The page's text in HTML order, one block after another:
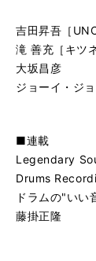
吉田昇吾［
滝 善充［キツ
大坂昌彦
ジョーイ・ジ
■連載
Legendary
Drums
ドラムの"いい
藤掛正隆